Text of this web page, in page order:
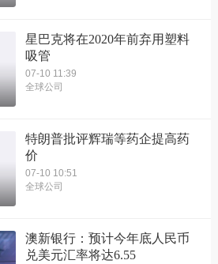
星巴克将在2020年前弃用塑料
吸管
07-10 11:39
全球公司
特朗普批评辉瑞等药企提高药
价
07-10 10:51
全球公司
澳新银行：预计今年底人民币
兑美元汇率将达6.55